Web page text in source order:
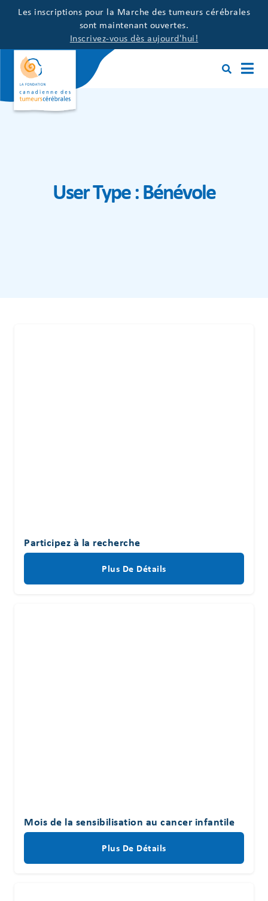
Les inscriptions pour la Marche des tumeurs cérébrales
sont maintenant ouvertes.
Inscrivez-vous dès aujourd'hui!
User Type :Bénévole
Participez à la recherche
Plus De Détails
Mois de la sensibilisation au cancer infantile
Plus De Détails